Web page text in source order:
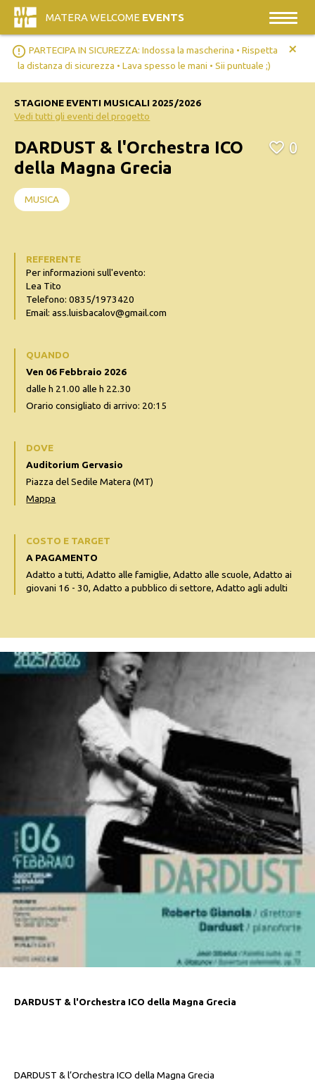
MATERA WELCOME EVENTS
error_outline PARTECIPA IN SICUREZZA: Indossa la mascherina • Rispetta
la distanza di sicurezza • Lava spesso le mani • Sii puntuale ;)
+
DARDUST & l'Orchestra ICO della Magna Grecia
DARDUST & l’Orchestra ICO della Magna Grecia
STAGIONE EVENTI MUSICALI 2025/2026
Vedi tutti gli eventi del progetto
DARDUST & l'Orchestra ICO
della Magna Grecia
0
MUSICA
REFERENTE
Per informazioni sull'evento:
Lea Tito
Telefono: 0835/1973420
Email: ass.luisbacalov@gmail.com
QUANDO
Ven 06 Febbraio 2026
dalle h 21.00 alle h 22.30
Orario consigliato di arrivo: 20:15
DOVE
Auditorium Gervasio
Piazza del Sedile Matera (MT)
Mappa
COSTO E TARGET
A PAGAMENTO
Adatto a tutti, Adatto alle famiglie, Adatto alle scuole, Adatto ai
giovani 16 - 30, Adatto a pubblico di settore, Adatto agli adulti